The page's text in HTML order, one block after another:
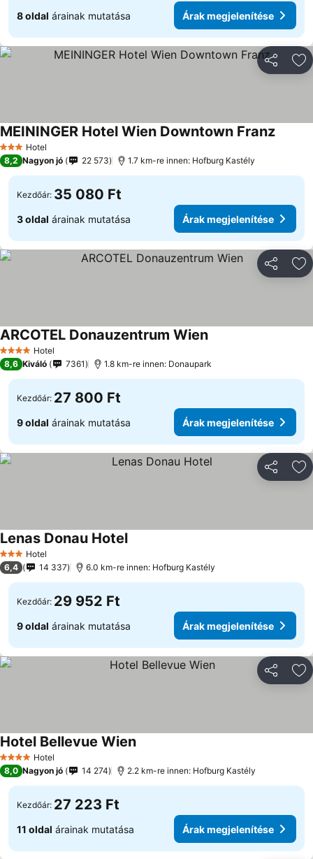
8 oldal árainak mutatása Árak megjelenítése
3 Kategória
Hotel
MEININGER Hotel Wien Downtown Franz
8,2 Nagyon jó 22 573 1.7 km-re innen: Hofburg Kastély
Kezdőár: 35 080 Ft
3 oldal árainak mutatása Árak megjelenítése
4 KategóriaHotel
ARCOTEL Donauzentrum Wien
8,6 Kiváló 7361 1.8 km-re innen: Donaupark
Kezdőár: 27 800 Ft
9 oldal árainak mutatása Árak megjelenítése
3 Kategória
Hotel
Lenas Donau Hotel
6,4 14 337 6.0 km-re innen: Hofburg Kastély
Kezdőár: 29 952 Ft
9 oldal árainak mutatása Árak megjelenítése
4 KategóriaHotel
Hotel Bellevue Wien
8,0 Nagyon jó 14 274 2.2 km-re innen: Hofburg Kastély
Kezdőár: 27 223 Ft
11 oldal árainak mutatása Árak megjelenítése